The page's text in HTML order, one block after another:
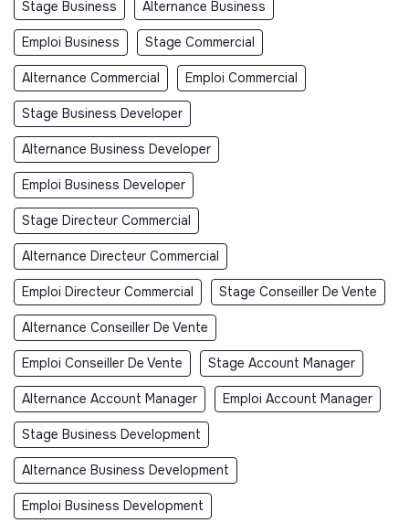
Stage Business Alternance Business
Emploi Business Stage Commercial
Alternance Commercial Emploi Commercial
Stage Business Developer
Alternance Business Developer
Emploi Business Developer
Stage Directeur Commercial
Alternance Directeur Commercial
Emploi Directeur Commercial Stage Conseiller De Vente
Alternance Conseiller De Vente
Emploi Conseiller De Vente Stage Account Manager
Alternance Account Manager Emploi Account Manager
Stage Business Development
Alternance Business Development
Emploi Business Development